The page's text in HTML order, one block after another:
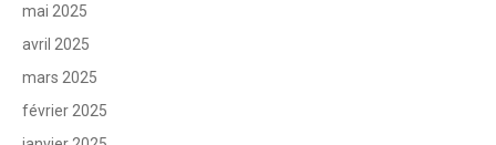
mai 2025
avril 2025
mars 2025
février 2025